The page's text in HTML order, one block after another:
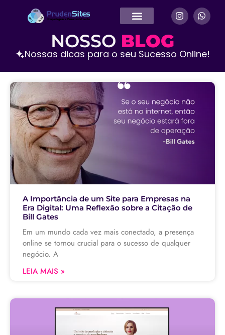
NOSSO BLOG
Nossas dicas para o seu Sucesso Online!
A Importância de um Site para Empresas na
Era Digital: Uma Reflexão sobre a Citação de
Bill Gates
Em um mundo cada vez mais conectado, a presença
online se tornou crucial para o sucesso de qualquer
negócio. A
LEIA MAIS »